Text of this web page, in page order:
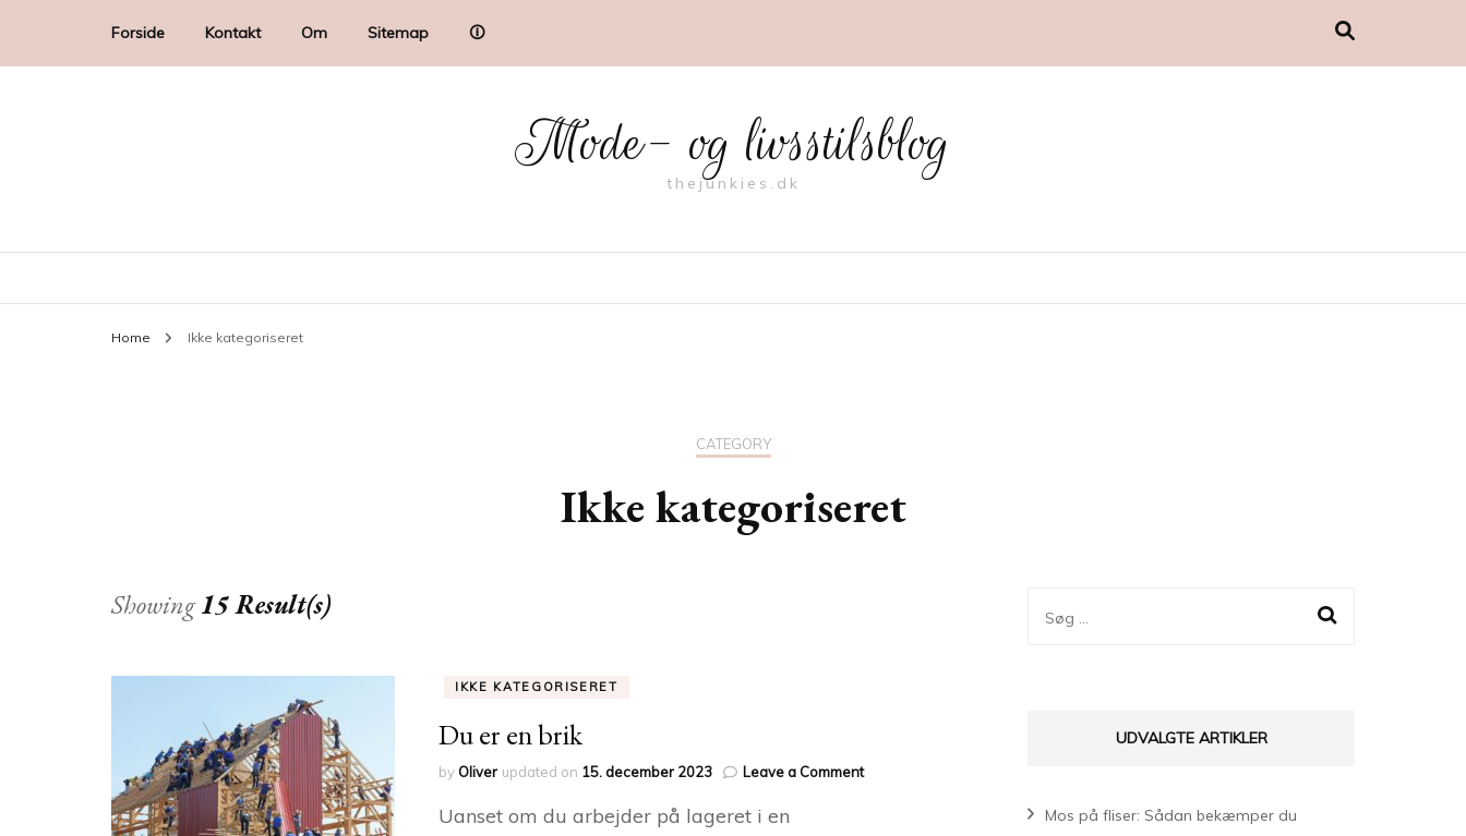
Forside Kontakt Om Sitemap 🛈
Mode- og livsstilsblog
thejunkies.dk
Home Ikke kategoriseret
CATEGORY
Ikke kategoriseret
Showing15 Result(s)
IKKE KATEGORISERET
Du er en brik
byOliver updated on 15. december 2023 Leave a Commenton
Uanset om du arbejder på lageret i en
Søg
UDVALGTE ARTIKLER
Mos på fliser: Sådan bekæmper du